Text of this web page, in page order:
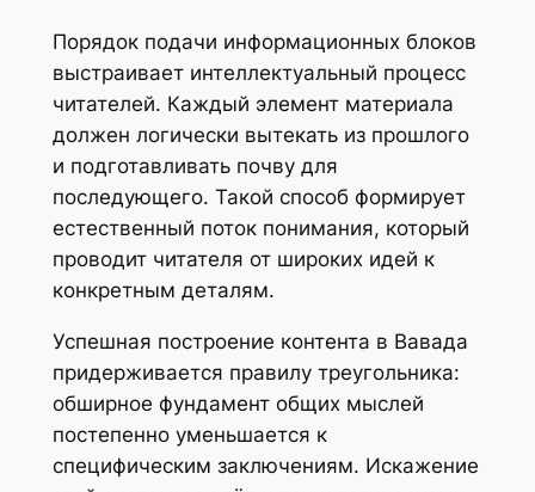
Порядок подачи информационных блоков
выстраивает интеллектуальный процесс
читателей. Каждый элемент материала
должен логически вытекать из прошлого
и подготавливать почву для
последующего. Такой способ формирует
естественный поток понимания, который
проводит читателя от широких идей к
конкретным деталям.
Успешная построение контента в Вавада
придерживается правилу треугольника:
обширное фундамент общих мыслей
постепенно уменьшается к
специфическим заключениям. Искажение